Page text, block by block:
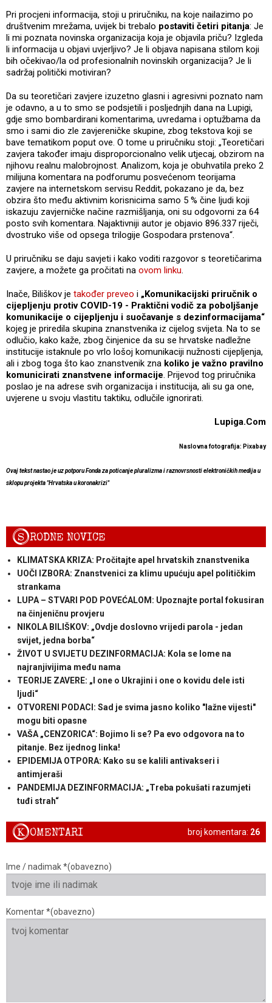
Pri procjeni informacija, stoji u priručniku, na koje nailazimo po
društvenim mrežama, uvijek bi trebalo postaviti četiri pitanja: Je
li mi poznata novinska organizacija koja je objavila priču? Izgleda
li informacija u objavi uvjerljivo? Je li objava napisana stilom koji
bih očekivao/la od profesionalnih novinskih organizacija? Je li
sadržaj politički motiviran?
Da su teoretičari zavjere izuzetno glasni i agresivni poznato nam
je odavno, a u to smo se podsjetili i posljednjih dana na Lupigi,
gdje smo bombardirani komentarima, uvredama i optužbama da
smo i sami dio zle zavjereničke skupine, zbog tekstova koji se
bave tematikom poput ove. O tome u priručniku stoji: „Teoretičari
zavjera također imaju disproporcionalno velik utjecaj, obzirom na
njihovu realnu malobrojnost. Analizom, koja je obuhvatila preko 2
milijuna komentara na podforumu posvećenom teorijama
zavjere na internetskom servisu Reddit, pokazano je da, bez
obzira što među aktivnim korisnicima samo 5 % čine ljudi koji
iskazuju zavjerničke načine razmišljanja, oni su odgovorni za 64
posto svih komentara. Najaktivniji autor je objavio 896.337 riječi,
dvostruko više od opsega trilogije Gospodara prstenova“.
U priručniku se daju savjeti i kako voditi razgovor s teoretičarima
zavjere, a možete ga pročitati na ovom linku.
Inače, Biliškov je također preveo i „Komunikacijski priručnik o
cijepljenju protiv COVID-19 - Praktični vodič za poboljšanje
komunikacije o cijepljenju i suočavanje s dezinformacijama“
kojeg je priredila skupina znanstvenika iz cijelog svijeta. Na to se
odlučio, kako kaže, zbog činjenice da su se hrvatske nadležne
institucije istaknule po vrlo lošoj komunikaciji nužnosti cijepljenja,
ali i zbog toga što kao znanstvenik zna koliko je važno pravilno
komunicirati znanstvene informacije. Prijevod tog priručnika
poslao je na adrese svih organizacija i institucija, ali su ga one,
uvjerene u svoju vlastitu taktiku, odlučile ignorirati.
Lupiga.Com
Naslovna fotografija: Pixabay
Ovaj tekst nastao je uz potporu Fonda za poticanje pluralizma i raznovrsnosti elektroničkih medija u
sklopu projekta "Hrvatska u koronakrizi"
SRODNE NOVICE
KLIMATSKA KRIZA: Pročitajte apel hrvatskih znanstvenika
UOČI IZBORA: Znanstvenici za klimu upućuju apel političkim
strankama
LUPA – STVARI POD POVEĆALOM: Upoznajte portal fokusiran
na činjeničnu provjeru
NIKOLA BILIŠKOV: „Ovdje doslovno vrijedi parola - jedan
svijet, jedna borba“
ŽIVOT U SVIJETU DEZINFORMACIJA: Kola se lome na
najranjivijima među nama
TEORIJE ZAVERE: „I one o Ukrajini i one o kovidu dele isti
ljudi“
OTVORENI PODACI: Sad je svima jasno koliko "lažne vijesti"
mogu biti opasne
VAŠA „CENZORICA“: Bojimo li se? Pa evo odgovora na to
pitanje. Bez ijednog linka!
EPIDEMIJA OTPORA: Kako su se kalili antivakseri i
antimjeraši
PANDEMIJA DEZINFORMACIJA: „Treba pokušati razumjeti
tuđi strah“
broj komentara: 26
KOMENTARI
Ime / nadimak *(obavezno)
Komentar *(obavezno)